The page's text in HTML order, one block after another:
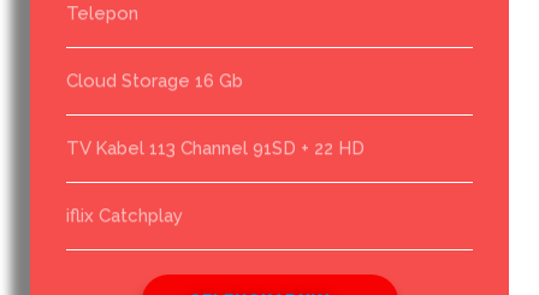
Telepon
Cloud Storage 16 Gb
TV Kabel 113 Channel 91SD + 22 HD
iflix Catchplay